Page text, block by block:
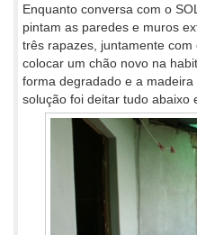
Enquanto conversa com o
pintam as paredes e muros
três rapazes, juntamente
colocar um chão novo na
forma degradado e a
solução foi deitar tudo abaixo